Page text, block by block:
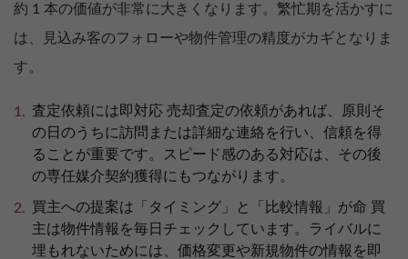
約 1 本の価値が非常に大きくなります。繁忙期を活かすに
は、見込み客のフォローや物件管理の精度がカギとなりま
す。
査定依頼には即対応 売却査定の依頼があれば、原則そ
の日のうちに訪問または詳細な連絡を行い、信頼を得
ることが重要です。スピード感のある対応は、その後
の専任媒介契約獲得にもつながります。
買主への提案は「タイミング」と「比較情報」が命 買
主は物件情報を毎日チェックしています。ライバルに
埋もれないためには、価格変更や新規物件の情報を即